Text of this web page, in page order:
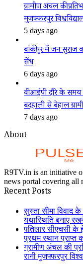
ग्रामीण अंचल की
मुजफ्फरपुर
5 days ago
बांकीपुर में जन सुराज
सेंध
6 days ago
वीआईपी दौरे के समय
बदहाली से बेहाल
7 days ago
About
R9TV.in is an initiative
news portal covering all
Recent Posts
सुस्ता सीमा विवाद
यथास्थिति बनाए
पतिलार सीएचसी के
प्रथम स्थान प्राप्त
ग्रामीण अंचल की
रानी मुजफ्फरपुर